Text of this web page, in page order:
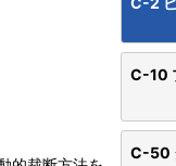
C-10
C-50